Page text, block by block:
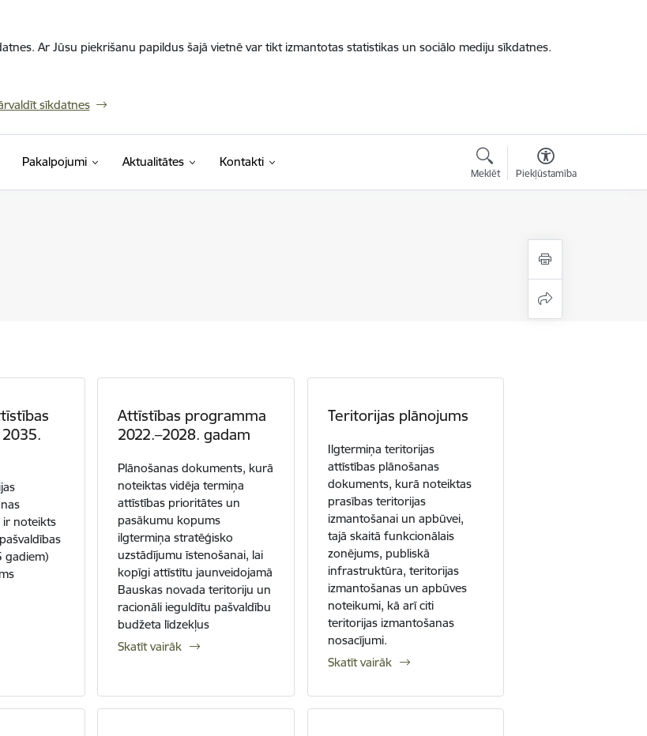
Ar Jūsu piekrišanu papildus šajā vietnē var tikt izmantotas statistikas un sociālo mediju sīkdatnes.
sīkdatnes
Pakalpojumi Aktualitātes Kontakti
Meklēt Piekļūstamība
noteikts
gadiem)
Attīstības programma
2022.–2028. gadam
Plānošanas dokuments, kurā
noteiktas vidēja termiņa
attīstības prioritātes un
pasākumu kopums
ilgtermiņa stratēģisko
uzstādījumu īstenošanai, lai
kopīgi attīstītu jaunveidojamā
Bauskas novada teritoriju un
racionāli ieguldītu pašvaldību
budžeta līdzekļus
Skatīt vairāk
Teritorijas plānojums
Ilgtermiņa teritorijas
attīstības plānošanas
dokuments, kurā noteiktas
prasības teritorijas
izmantošanai un apbūvei,
tajā skaitā funkcionālais
zonējums, publiskā
infrastruktūra, teritorijas
izmantošanas un apbūves
noteikumi, kā arī citi
teritorijas izmantošanas
nosacījumi.
Skatīt vairāk